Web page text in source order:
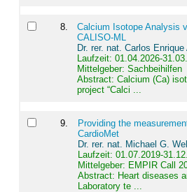
8.
Calcium Isotope Analysis
CALISO-ML
Dr. rer. nat. Carlos Enrique
Laufzeit: 01.04.2026-
Mittelgeber: Sachbeihilfen
Abstract:Calcium (Ca)
project “Calci ...
9
Providing the
CardioMet
Dr. rer. nat. Michael G.
Laufzeit: 01.07.2019-
Mittelgeber: EMPIR Call
Abstract: Heart diseases
Laboratory te ...